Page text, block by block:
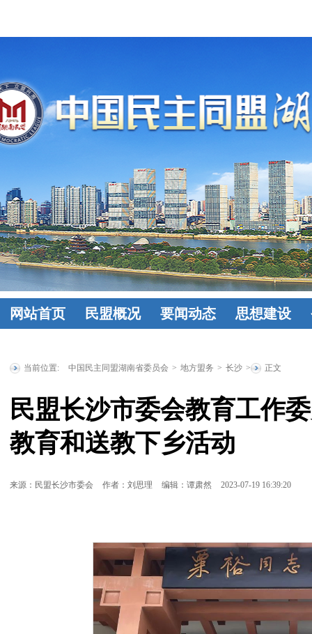
网站首页
民盟概况
盟章程 领导
人简介
历届
省委委员 历
届人大代表
省文史研究
馆馆员
要闻动态
战要闻 盟务
要闻
思想建设
习资料 民盟
传统教育基
地 统战理论
研究
当前位置: 中国民主同盟湖南省委员会 > 地方盟务 > 长沙 > 正文
民盟长沙市委会教育工作
教育和送教下乡活动
来源：民盟长沙市委会 作者：刘思理 编辑：谭肃然 2023-07-19 16:39:20